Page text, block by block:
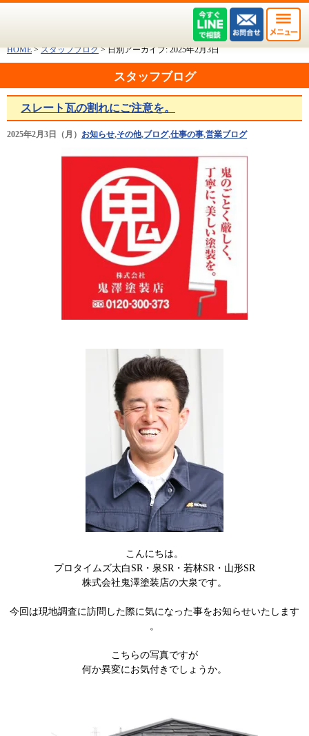
HOME > スタッフブログ > 日別アーカイブ:2025年2月3日
スタッフブログ
スレート瓦の割れにご注意を。
2025年2月3日（月） お知らせ,その他,ブログ,仕事の事,営業ブログ
こんにちは。
プロタイムズ太白SR・泉SR・若林SR・山形SR
株式会社鬼澤塗装店の大泉です。
今回は現地調査に訪問した際に気になった事をお知らせいたします
。
こちらの写真ですが
何か異変にお気付きでしょうか。